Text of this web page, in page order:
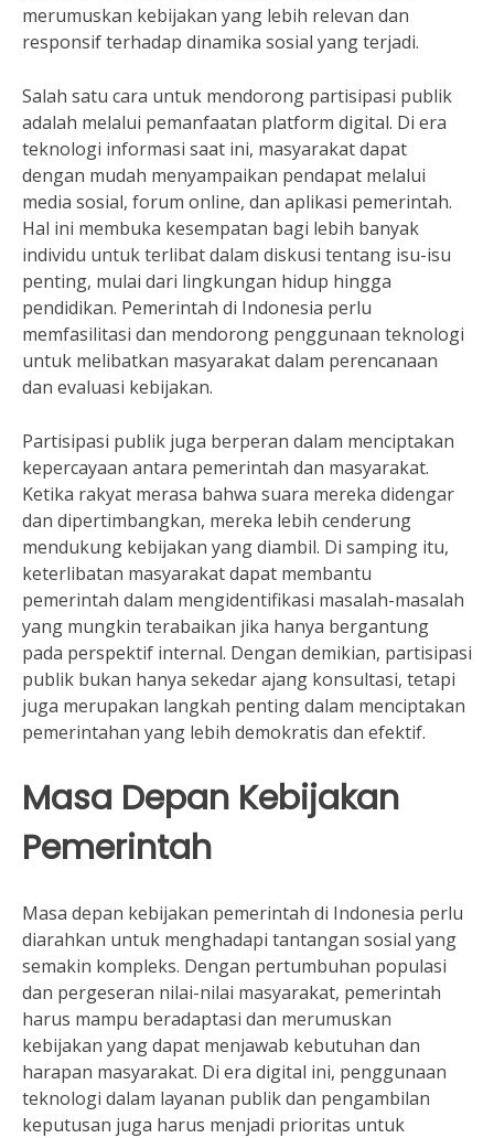
merumuskan kebijakan yang lebih relevan dan
responsif terhadap dinamika sosial yang terjadi.
Salah satu cara untuk mendorong partisipasi publik
adalah melalui pemanfaatan platform digital. Di era
teknologi informasi saat ini, masyarakat dapat
dengan mudah menyampaikan pendapat melalui
media sosial, forum online, dan aplikasi pemerintah.
Hal ini membuka kesempatan bagi lebih banyak
individu untuk terlibat dalam diskusi tentang isu-isu
penting, mulai dari lingkungan hidup hingga
pendidikan. Pemerintah di Indonesia perlu
memfasilitasi dan mendorong penggunaan teknologi
untuk melibatkan masyarakat dalam perencanaan
dan evaluasi kebijakan.
Partisipasi publik juga berperan dalam menciptakan
kepercayaan antara pemerintah dan masyarakat.
Ketika rakyat merasa bahwa suara mereka didengar
dan dipertimbangkan, mereka lebih cenderung
mendukung kebijakan yang diambil. Di samping itu,
keterlibatan masyarakat dapat membantu
pemerintah dalam mengidentifikasi masalah-masalah
yang mungkin terabaikan jika hanya bergantung
pada perspektif internal. Dengan demikian, partisipasi
publik bukan hanya sekedar ajang konsultasi, tetapi
juga merupakan langkah penting dalam menciptakan
pemerintahan yang lebih demokratis dan efektif.
Masa Depan Kebijakan
Pemerintah
Masa depan kebijakan pemerintah di Indonesia perlu
diarahkan untuk menghadapi tantangan sosial yang
semakin kompleks. Dengan pertumbuhan populasi
dan pergeseran nilai-nilai masyarakat, pemerintah
harus mampu beradaptasi dan merumuskan
kebijakan yang dapat menjawab kebutuhan dan
harapan masyarakat. Di era digital ini, penggunaan
teknologi dalam layanan publik dan pengambilan
keputusan juga harus menjadi prioritas untuk